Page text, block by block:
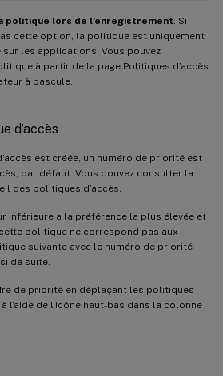
politique lors de l’enregistrement. Si
cette option, la politique est uniquement
les applications. Vous pouvez
à partir de la page Politiques d’accès
à bascule.
d’accès
est créée, un numéro de priorité est
par défaut. Vous pouvez consulter la
des politiques d’accès.
inférieure a la préférence la plus élevée et
politique ne correspond pas aux
suivante avec le numéro de priorité
de suite.
de priorité en déplaçant les politiques
l’aide de l’icône haut-bas dans la colonne